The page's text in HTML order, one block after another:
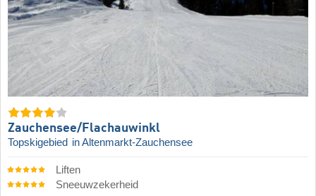
Zauchensee/​Flachauwinkl
Topskigebied in Altenmarkt-Zauchensee
Liften
Sneeuwzekerheid